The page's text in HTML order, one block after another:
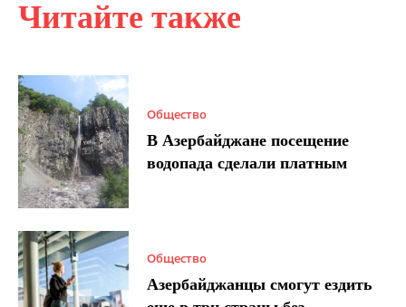
Читайте также
Общество
В Азербайджане посещение
водопада сделали платным
Общество
Азербайджанцы смогут ездить